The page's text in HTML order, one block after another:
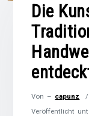
Die
Von – capunz
Veröffentlicht